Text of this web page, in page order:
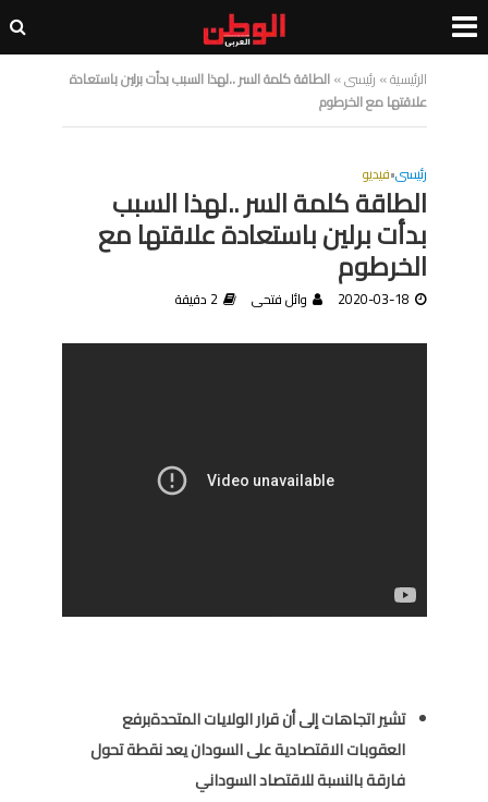
الرئيسية» رئيسى»الطاقة كلمة السر ..لهذا السبب بدأت برلين باستعادة
علاقتها مع الخرطوم
رئيسى•فيديو
الطاقة كلمة السر ..لهذا السبب
بدأت برلين باستعادة علاقتها مع
الخرطوم
2020-03-18 وائل فتحى 2 دقيقة
تشير اتجاهات إلى أن قرار الولايات المتحدةبرفع
العقوبات الاقتصادية على السودان يعد نقطة تحول
فارقة بالنسبة للاقتصاد السوداني